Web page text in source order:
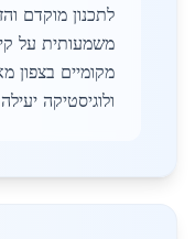
לתכנון מוקדם
משמעותית על
מקומיים בצפון
ולוגיסטיקה